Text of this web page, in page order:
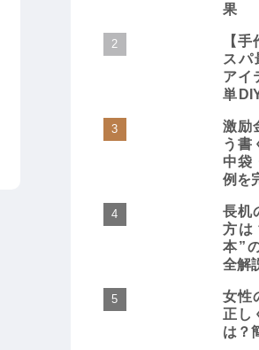
果
【
スパ
アイ
単
激励
う書
中袋
例を
長机
方は
本”
全解
女性
正し
は？